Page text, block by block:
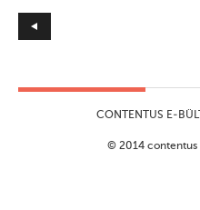
CONTENTUS E-
© 2014 contentus